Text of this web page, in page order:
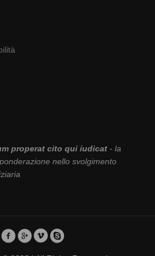
properat cito qui iudicat- la
nello svolgimento